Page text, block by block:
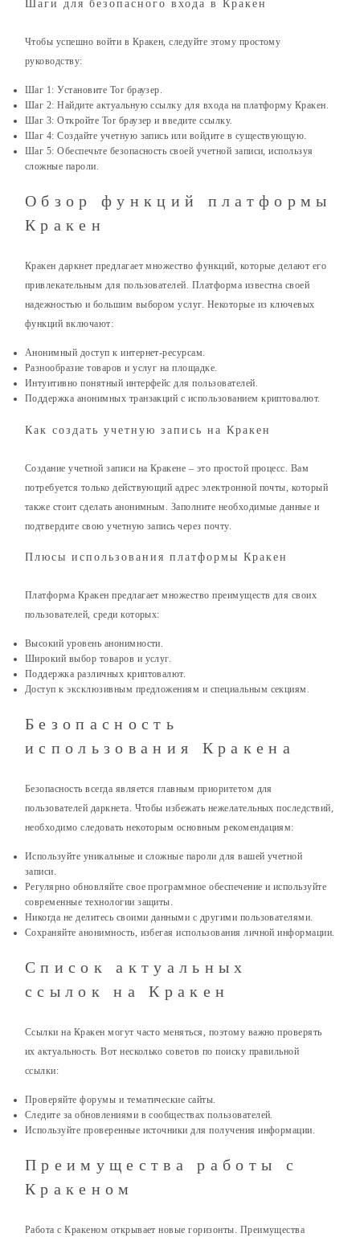
Шаги для безопасного входа в Кракен
Чтобы успешно войти в Кракен, следуйте этому простому
руководству:
Шаг 1: Установите Tor браузер.
Шаг 2: Найдите актуальную ссылку для входа на платформу Кракен.
Шаг 3: Откройте Tor браузер и введите ссылку.
Шаг 4: Создайте учетную запись или войдите в существующую.
Шаг 5: Обеспечьте безопасность своей учетной записи, используя
сложные пароли.
Обзор функций платформы
Кракен
Кракен даркнет предлагает множество функций, которые делают его
привлекательным для пользователей. Платформа известна своей
надежностью и большим выбором услуг. Некоторые из ключевых
функций включают:
Анонимный доступ к интернет-ресурсам.
Разнообразие товаров и услуг на площадке.
Интуитивно понятный интерфейс для пользователей.
Поддержка анонимных транзакций с использованием криптовалют.
Как создать учетную запись на Кракен
Создание учетной записи на Кракене – это простой процесс. Вам
потребуется только действующий адрес электронной почты, который
также стоит сделать анонимным. Заполните необходимые данные и
подтвердите свою учетную запись через почту.
Плюсы использования платформы Кракен
Платформа Кракен предлагает множество преимуществ для своих
пользователей, среди которых:
Высокий уровень анонимности.
Широкий выбор товаров и услуг.
Поддержка различных криптовалют.
Доступ к эксклюзивным предложениям и специальным секциям.
Безопасность
использования Кракена
Безопасность всегда является главным приоритетом для
пользователей даркнета. Чтобы избежать нежелательных последствий,
необходимо следовать некоторым основным рекомендациям:
Используйте уникальные и сложные пароли для вашей учетной
записи.
Регулярно обновляйте свое программное обеспечение и используйте
современные технологии защиты.
Никогда не делитесь своими данными с другими пользователями.
Сохраняйте анонимность, избегая использования личной информации.
Список актуальных
ссылок на Кракен
Ссылки на Кракен могут часто меняться, поэтому важно проверять
их актуальность. Вот несколько советов по поиску правильной
ссылки:
Проверяйте форумы и тематические сайты.
Следите за обновлениями в сообществах пользователей.
Используйте проверенные источники для получения информации.
Преимущества работы с
Кракеном
Работа с Кракеном открывает новые горизонты. Преимущества